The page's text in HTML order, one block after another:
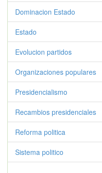
Dominacion Estado
Estado
Evolucion partidos
Organizaciones populares
Presidencialismo
Recambios presidenciales
Reforma politica
Sistema politico